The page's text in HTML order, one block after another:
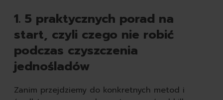
1. 5 praktycznych porad na
start, czyli czego nie robić
podczas czyszczenia
jednośladów
Zanim przejdziemy do konkretnych metod i